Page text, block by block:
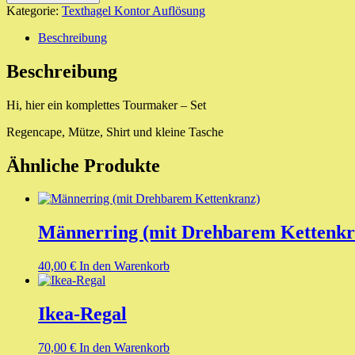
Set
-
Tour
France
Vollunteur
Düsseldorf
Menge
Kategorie: Texthagel Kontor Auflösung
Beschreibung
Beschreibung
Hi, hier ein komplettes Tourmaker – Set
Regencape, Mütze, Shirt und kleine Tasche
Ähnliche Produkte
Männerring (mit Drehbarem
40,00 € In den Warenkorb
Ikea-Regal
70,00 € In den Warenkorb